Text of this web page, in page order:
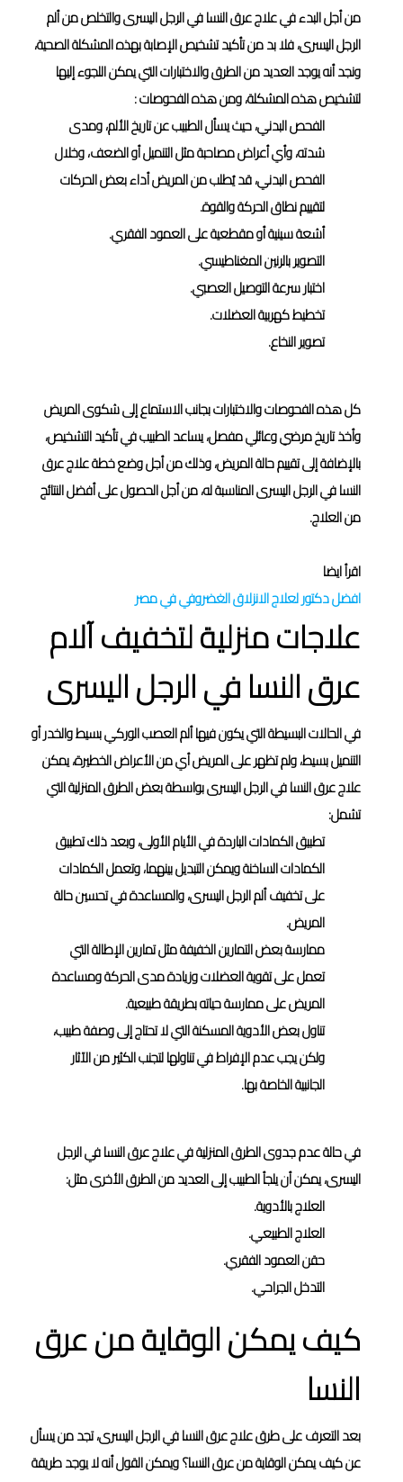
من أجل البدء في علاج عرق النسا في الرجل اليسرى والتخلص من ألم
الرجل اليسرى، فلا بد من تأكيد تشخيص الإصابة بهذه المشكلة الصحية،
ونجد أنه يوجد العديد من الطرق والاختبارات التي يمكن اللجوء إليها
لتشخيص هذه المشكلة، ومن هذه الفحوصات :
الفحص البدني، حيث يسأل الطبيب عن تاريخ الألم، ومدى
شدته، وأي أعراض مصاحبة مثل التنميل أو الضعف، وخلال
الفحص البدني، قد يُطلب من المريض أداء بعض الحركات
لتقييم نطاق الحركة والقوة.
أشعة سينية أو مقطعية على العمود الفقري.
التصوير بالرنين المغناطيسي.
اختبار سرعة التوصيل العصبي.
تخطيط كهربية العضلات.
تصوير النخاع.
كل هذه الفحوصات والاختبارات بجانب الاستماع إلى شكوى المريض
وأخذ تاريخ مرضي وعائلي مفصل، يساعد الطبيب في تأكيد التشخيص،
بالإضافة إلى تقييم حالة المريض، وذلك من أجل وضع خطة علاج عرق
النسا في الرجل اليسرى المناسبة له، من أجل الحصول على أفضل النتائج
من العلاج.
اقرأ ايضا
افضل دكتور لعلاج الانزلاق الغضروفي في مصر
علاجات منزلية لتخفيف آلام
عرق النسا في الرجل اليسرى
في الحالات البسيطة التي يكون فيها ألم العصب الوركي بسيط والخدر أو
التنميل بسيط، ولم تظهر على المريض أي من الأعراض الخطيرة، يمكن
علاج عرق النسا في الرجل اليسرى بواسطة بعض الطرق المنزلية التي
تشمل:
تطبيق الكمادات الباردة في الأيام الأولى، وبعد ذلك تطبيق
الكمادات الساخنة ويمكن التبديل بينهما، وتعمل الكمادات
على تخفيف ألم الرجل اليسرى، والمساعدة في تحسين حالة
المريض.
ممارسة بعض التمارين الخفيفة مثل تمارين الإطالة التي
تعمل على تقوية العضلات وزيادة مدى الحركة ومساعدة
المريض على ممارسة حياته بطريقة طبيعية.
تناول بعض الأدوية المسكنة التي لا تحتاج إلى وصفة طبيب،
ولكن يجب عدم الإفراط في تناولها لتجنب الكثير من الآثار
الجانبية الخاصة بها.
في حالة عدم جدوى الطرق المنزلية في علاج عرق النسا في الرجل
اليسرى، يمكن أن يلجأ الطبيب إلى العديد من الطرق الأخرى مثل:
العلاج بالأدوية.
العلاج الطبيعي.
حقن العمود الفقري.
التدخل الجراحي.
كيف يمكن الوقاية من عرق
النسا
بعد التعرف على طرق علاج عرق النسا في الرجل اليسرى، تجد من يسأل
عن كيف يمكن الوقاية من عرق النسا؟ ويمكن القول أنه لا يوجد طريقة